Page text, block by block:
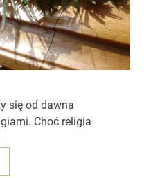
się od dawna
Choć religia